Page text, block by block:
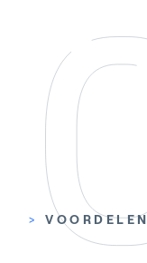
> VOORDELEN